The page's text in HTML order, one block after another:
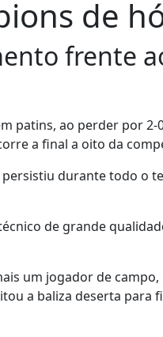
de
frente
patins, ao perder por 2-
a final a oito da
durante todo o
de grande
um jogador de campo,
a baliza deserta para